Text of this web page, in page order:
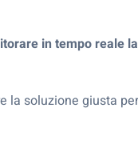
in tempo reale
la soluzione giusta